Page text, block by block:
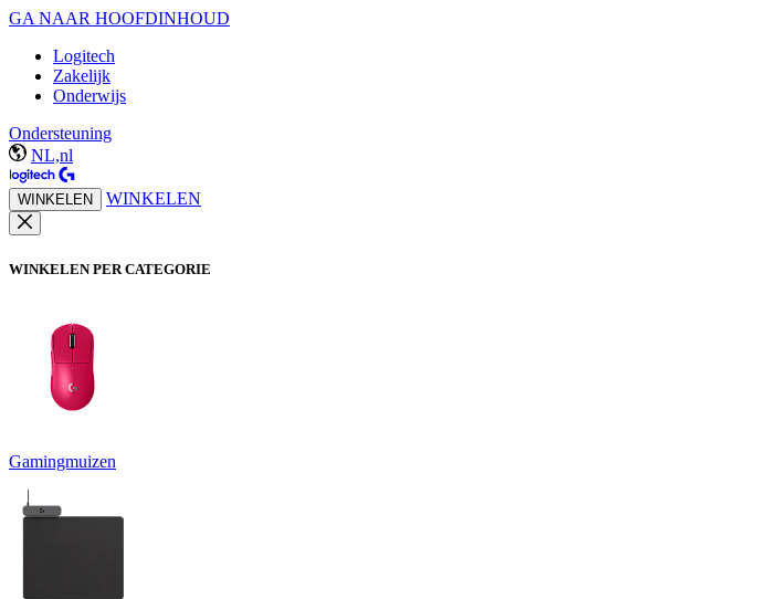
GA NAAR HOOFDINHOUD
Logitech
Zakelijk
Onderwijs
Ondersteuning
NL,nl
WINKELEN WINKELEN
WINKELEN PER CATEGORIE
Gamingmuizen